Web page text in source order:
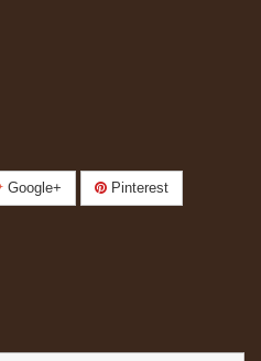
Google+ Pinterest